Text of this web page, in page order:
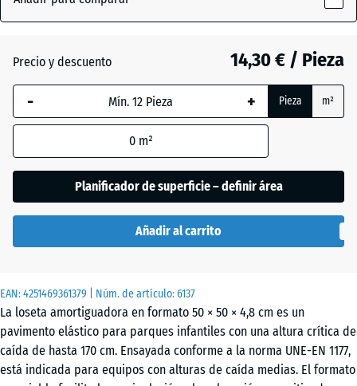
EAN:4251469361379 | Núm. de artículo:6137
La loseta amortiguadora en formato 50 × 50 × 4,8 cm es un
pavimento elástico para parques infantiles con una altura crítica de
caída de hasta 170 cm. Ensayada conforme a la norma UNE-EN 1177,
está indicada para equipos con alturas de caída medias. El formato
Verde
Antracita - 0,80 €
Gris
- 0,40 €
Precio y descuento 14,30 € / Pieza
- + Pieza m²
0 m²
Planificador de superficie – definir área
Añadir al carrito